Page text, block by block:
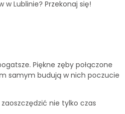
Lublinie? Przekonaj się!
Piękne zęby połączone
samym budują w nich poczucie
nie tylko czas